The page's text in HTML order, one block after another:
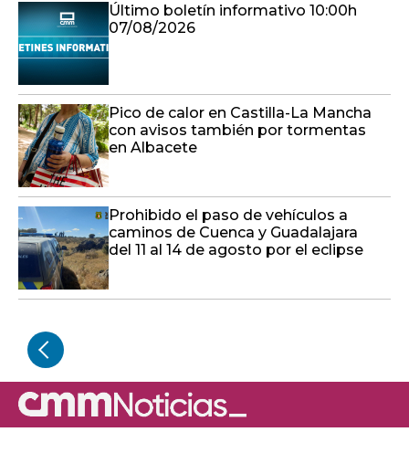
Último boletín informativo 10:00h
07/08/2026
Pico de calor en Castilla-La Mancha
con avisos también por tormentas
en Albacete
Prohibido el paso de vehículos a
caminos de Cuenca y Guadalajara
del 11 al 14 de agosto por el eclipse